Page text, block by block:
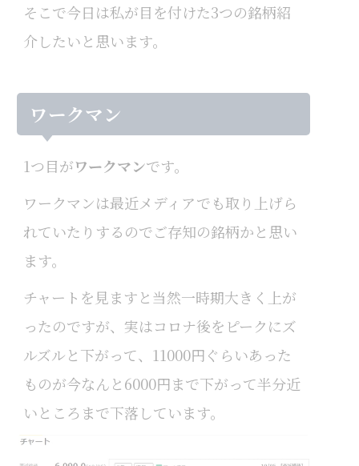
そこで今日は私が目を付けた3つの銘柄紹
介したいと思います。
ワークマン
1つ目がワークマンです。
ワークマンは最近メディアでも取り上げら
れていたりするのでご存知の銘柄かと思い
ます。
チャートを見ますと当然一時期大きく上が
ったのですが、実はコロナ後をピークにズ
ルズルと下がって、11000円ぐらいあった
ものが今なんと6000円まで下がって半分近
いところまで下落しています。